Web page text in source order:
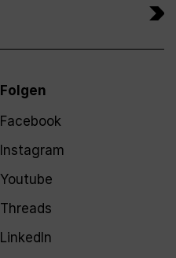
Folgen
Facebook
Instagram
Youtube
Threads
LinkedIn